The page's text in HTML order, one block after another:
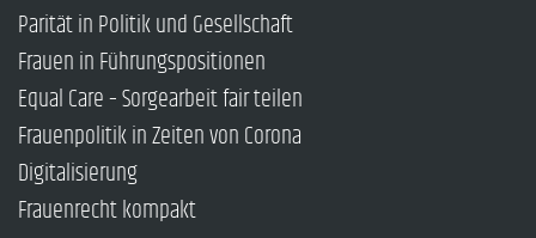
Parität in Politik und Gesellschaft
Frauen in Führungspositionen
Equal Care – Sorgearbeit fair teilen
Frauenpolitik in Zeiten von Corona
Digitalisierung
Frauenrecht kompakt